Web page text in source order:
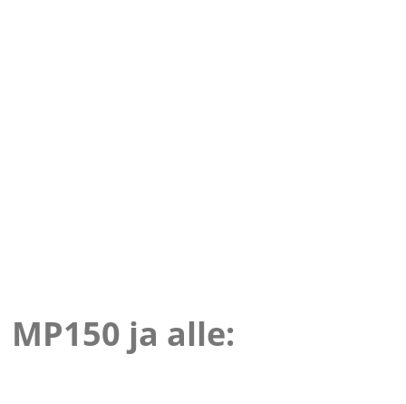
MP150 ja alle: